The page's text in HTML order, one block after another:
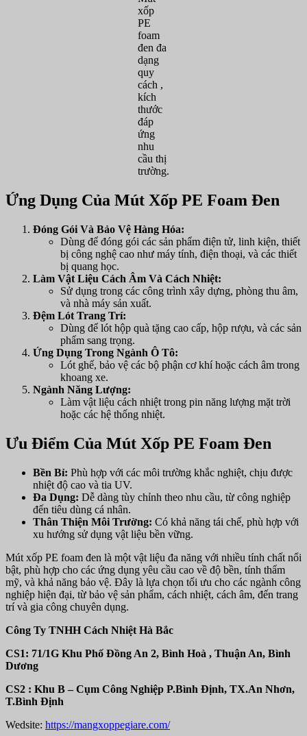
xốp
PE
foam
đen đa
dạng
quy
cách ,
kích
thước
đáp
ứng
nhu
cầu thị
trường.
Ứng Dụng Của Mút Xốp PE Foam Đen
Đóng Gói Và Bảo Vệ Hàng Hóa:
Dùng để đóng gói các sản phẩm điện tử, linh kiện, thiết
bị công nghệ cao như máy tính, điện thoại, và các thiết
bị quang học.
Làm Vật Liệu Cách Âm Và Cách Nhiệt:
Sử dụng trong các công trình xây dựng, phòng thu âm,
và nhà máy sản xuất.
Đệm Lót Trang Trí:
Dùng để lót hộp quà tặng cao cấp, hộp rượu, và các sản
phẩm sang trọng.
Ứng Dụng Trong Ngành Ô Tô:
Lót ghế, bảo vệ các bộ phận cơ khí hoặc cách âm trong
khoang xe.
Ngành Năng Lượng:
Làm vật liệu cách nhiệt trong pin năng lượng mặt trời
hoặc các hệ thống nhiệt.
Ưu Điểm Của Mút Xốp PE Foam Đen
Bền Bỉ: Phù hợp với các môi trường khắc nghiệt, chịu được
nhiệt độ cao và tia UV.
Đa Dụng: Dễ dàng tùy chỉnh theo nhu cầu, từ công nghiệp
đến tiêu dùng cá nhân.
Thân Thiện Môi Trường: Có khả năng tái chế, phù hợp với
xu hướng sử dụng vật liệu bền vững.
Mút xốp PE foam đen là một vật liệu đa năng với nhiều tính chất nổi
bật, phù hợp cho các ứng dụng yêu cầu cao về độ bền, tính thẩm
mỹ, và khả năng bảo vệ. Đây là lựa chọn tối ưu cho các ngành công
nghiệp hiện đại, từ bảo vệ sản phẩm, cách nhiệt, cách âm, đến trang
trí và gia công chuyên dụng.
Công Ty TNHH Cách Nhiệt Hà Bắc
CS1: 71/1G Khu Phố Đồng An 2, Bình Hoà , Thuận An, Bình
Dương
CS2 : Khu B – Cụm Công Nghiệp P.Bình Định, TX.An Nhơn,
T.Bình Định
Wedsite: https://mangxoppegiare.com/